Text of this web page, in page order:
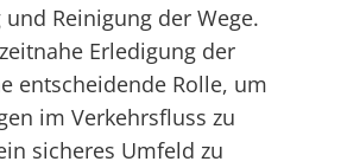
Reinigung der Wege.
Erledigung der
entscheidende Rolle, um
im Verkehrsfluss zu
sicheres Umfeld zu